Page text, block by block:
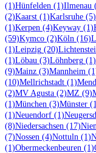
(1)Hünfelden (1)Ilmenau
(2)Kaarst (1)Karlsruhe (5)
(1)Kerpen (4)Keyway (1)
(59)Kymco (2)Köln (16)
(1)Leipzig (20)
(1)Löbau (3)Löhnberg (1)
(9)Mainz (3)Mannheim
(10)Mellrichstadt (1)
(2)MV Agusta (2)MZ (9)
(1)München (3)Münster
(1)Neuendorf (1)
(8)Niedersachsen (17)
(7)Nossen (4)Nottuln (1)
(1)Obermeckenbeuren (1)